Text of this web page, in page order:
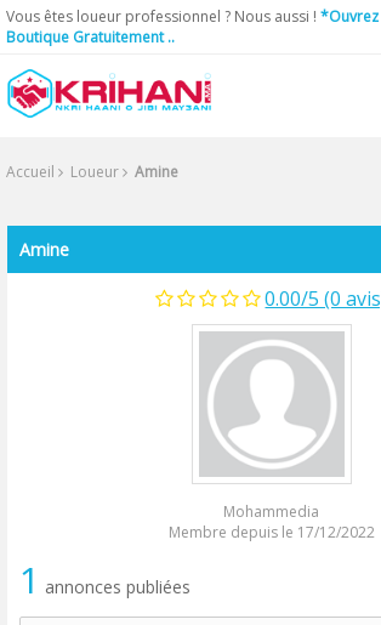
Vous êtes loueur professionnel ? Nous aussi ! *Ouvrez
Boutique Gratuitement ..
Accueil Loueur Amine
Amine
0.00/5 (0
Mohammedia
Membre depuis le 17/12/2022
1 annonces publiées